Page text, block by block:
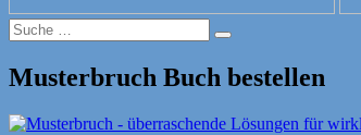
Suche
nach:
Suche
Musterbruch Buch bestellen